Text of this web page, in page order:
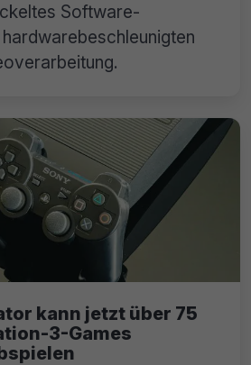
Software-
kann jetzt über 75
3-Games